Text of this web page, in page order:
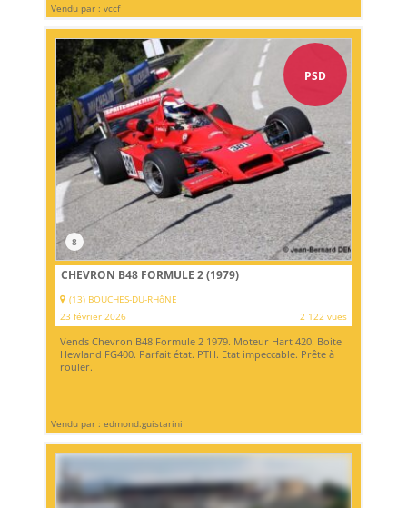
Vendu par : vccf
PSD
8
CHEVRON B48 FORMULE 2 (1979)
(13) BOUCHES-DU-RHôNE
23 février 2026
2 122 vues
Vends Chevron B48 Formule 2 1979. Moteur Hart 420. Boite
Hewland FG400. Parfait état. PTH. Etat impeccable. Prête à
rouler.
Vendu par : edmond.guistarini